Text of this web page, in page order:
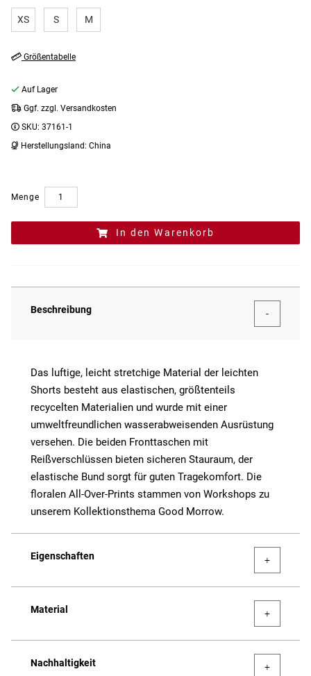
XS S M
Größentabelle
Auf Lager
Ggf. zzgl. Versandkosten
SKU: 37161-1
Herstellungsland: China
Menge
In den Warenkorb
Beschreibung
Das luftige, leicht stretchige Material der leichten
Shorts besteht aus elastischen, größtenteils
recycelten Materialien und wurde mit einer
umweltfreundlichen wasserabweisenden Ausrüstung
versehen. Die beiden Fronttaschen mit
Reißverschlüssen bieten sicheren Stauraum, der
elastische Bund sorgt für guten Tragekomfort. Die
floralen All-Over-Prints stammen von Workshops zu
unserem Kollektionsthema Good Morrow.
Eigenschaften
Material
Nachhaltigkeit